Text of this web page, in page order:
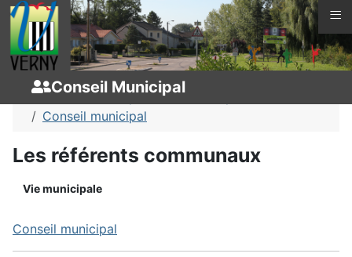
Vous êtes ici :Page d'accueil
Conseil Municipal
Vie municipale
Conseil municipal
Les référents communaux
Vie municipale
Conseil municipal
Conseil Municipal
≡